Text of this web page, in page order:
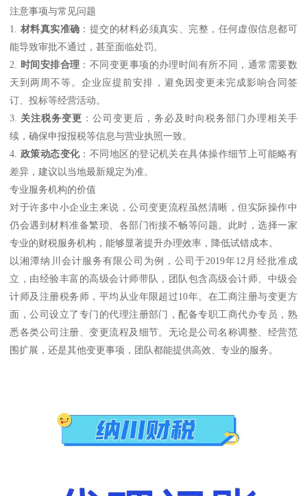
注意事项与常见问题
1. 材料真实准确 ：提交的材料必须真实、完整，任何虚假信息都可
能导致审批不通过，甚至面临处罚。
2.
时间安排合理 ：不同变更事项的办理时间有所不同，通常需要数
天到两周不等。企业应提前安排，避免因变更未完成影响合同签
订、投标等经营活动。
3. 关注税务变更 ：公司变更后，务必及时向税务部门办理相关手
续，确保申报报税等信息与营业执照一致。
4. 政策动态变化：不同地区的登记机关在具体操作细节上可能略有
差异，建议以当地最新规定为准。
专业服务机构的价值
对于许多中小企业主来说，公司变更流程虽然清晰，但实际操作中
仍会遇到材料准备繁琐、各部门衔接不畅等问题。此时，选择一家
专业的财税服务机构，能够显著提升办理效率，降低试错成本。
以湘潭纳川会计服务有限公司为例，公司于2019年12月经批准成
立，由经验丰富的高级会计师带队，团队包含高级会计师、中级会
计师及注册税务师，平均从业年限超过10年。在工商注册与变更方
面，公司设立了专门的代理注册部门，配备专职工商代办专员，熟
悉各类公司注册、变更流程及细节。无论是公司名称调整、经营范
围扩展，还是其他变更事项，团队都能提供高效、专业的服务。